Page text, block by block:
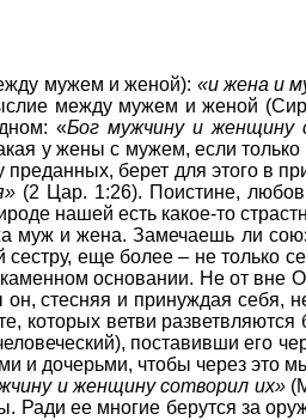
мужем и женой): «и жена и
между мужем и женой
«Бог мужчину и женщину
у жены с мужем, если
берет для этого в
(2 Цар. 1:26). Поистине,
нашей есть какое-то
и жена. Замечаешь ли
еще более – не только
основании. Не от вне
стесняя и принуждая себя,
ветви
поставивши его
и дочерьми, чтобы через
и женщину сотворил их»
ее многие берутся за